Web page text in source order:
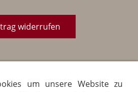
widerrufen
um unsere Website zu